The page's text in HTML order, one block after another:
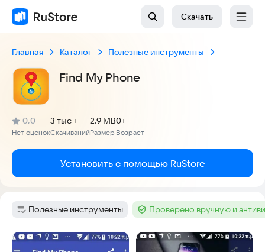
Скачать
Главная Каталог Полезные инструменты
Find My Phone
Рейтинг:
0,0
(
Нет оценок
)
Скачиваний
3 тыс +
Размер
2.9 MB
Возраст
0+
Установить с помощью RuStore
Категория:
Полезные инструменты Тег :Проверено вручную и
Скриншоты